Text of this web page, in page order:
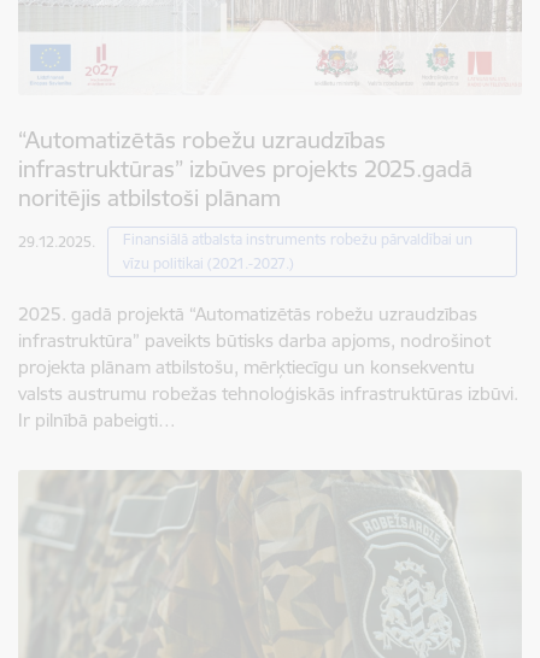
“Automatizētās robežu uzraudzības
infrastruktūras” izbūves projekts 2025.gadā
noritējis atbilstoši plānam
29.12.2025.
Finansiālā atbalsta instruments robežu pārvaldībai un
vīzu politikai (2021.-2027.)
2025. gadā projektā “Automatizētās robežu uzraudzības
infrastruktūra” paveikts būtisks darba apjoms, nodrošinot
projekta plānam atbilstošu, mērķtiecīgu un konsekventu
valsts austrumu robežas tehnoloģiskās infrastruktūras izbūvi.
Ir pilnībā pabeigti…